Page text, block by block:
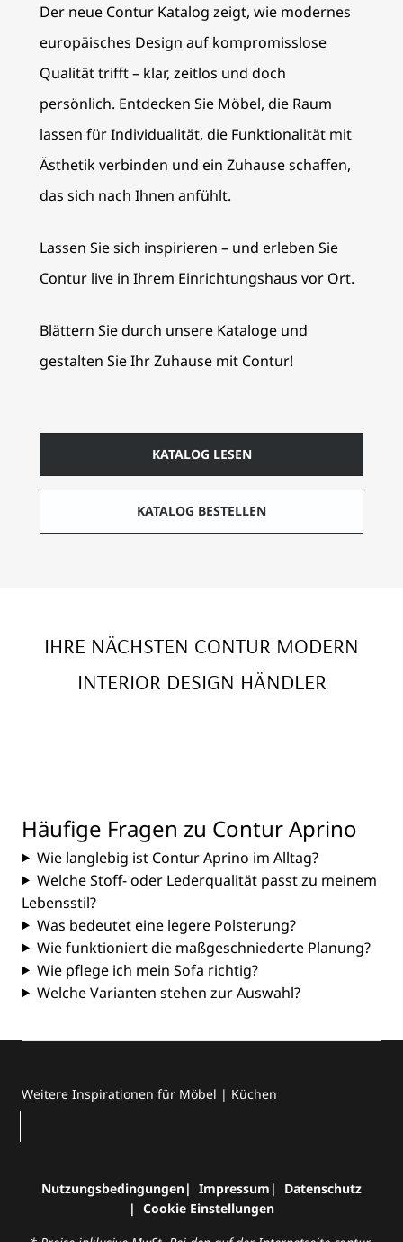
Der neue Contur Katalog zeigt, wie modernes
europäisches Design auf kompromisslose
Qualität trifft – klar, zeitlos und doch
persönlich. Entdecken Sie Möbel, die Raum
lassen für Individualität, die Funktionalität mit
Ästhetik verbinden und ein Zuhause schaffen,
das sich nach Ihnen anfühlt.
Lassen Sie sich inspirieren – und erleben Sie
Contur live in Ihrem Einrichtungshaus vor Ort.
Blättern Sie durch unsere Kataloge und
gestalten Sie Ihr Zuhause mit Contur!
KATALOG LESEN
KATALOG BESTELLEN
IHRE NÄCHSTEN CONTUR MODERN
INTERIOR DESIGN HÄNDLER
Häufige Fragen zu Contur Aprino
Wie langlebig ist Contur Aprino im Alltag?
Welche Stoff- oder Lederqualität passt zu meinem
Lebensstil?
Was bedeutet eine legere Polsterung?
Wie funktioniert die maßgeschniederte Planung?
Wie pflege ich mein Sofa richtig?
Welche Varianten stehen zur Auswahl?
Weitere Inspirationen für Möbel | Küchen
Nutzungsbedingungen Impressum
Datenschutz
Cookie Einstellungen